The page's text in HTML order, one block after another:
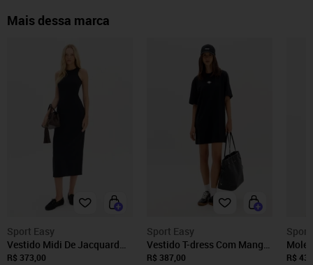
Mais dessa marca
Sport Easy
Vestido Midi De Jacquard
Sport Easy
R$ 373,00
Sport Easy
Vestido T-dress Com Manga
Curta Sport Easy
R$ 387,00
Sport
R$